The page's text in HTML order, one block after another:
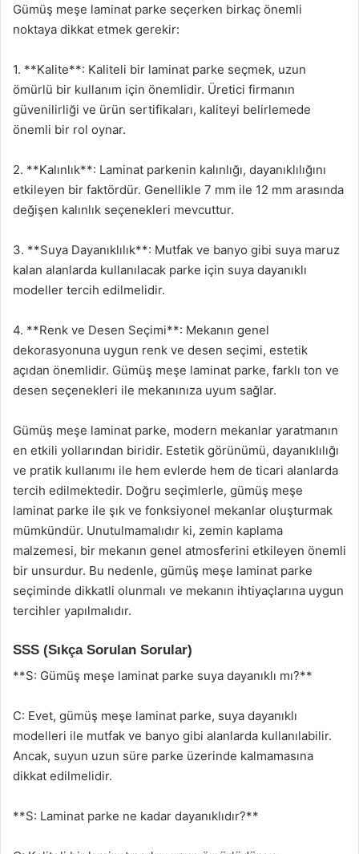
Gümüş meşe laminat parke seçerken birkaç önemli
noktaya dikkat etmek gerekir:
1. **Kalite**: Kaliteli bir laminat parke seçmek, uzun
ömürlü bir kullanım için önemlidir. Üretici firmanın
güvenilirliği ve ürün sertifikaları, kaliteyi belirlemede
önemli bir rol oynar.
2. **Kalınlık**: Laminat parkenin kalınlığı, dayanıklılığını
etkileyen bir faktördür. Genellikle 7 mm ile 12 mm arasında
değişen kalınlık seçenekleri mevcuttur.
3. **Suya Dayanıklılık**: Mutfak ve banyo gibi suya maruz
kalan alanlarda kullanılacak parke için suya dayanıklı
modeller tercih edilmelidir.
4. **Renk ve Desen Seçimi**: Mekanın genel
dekorasyonuna uygun renk ve desen seçimi, estetik
açıdan önemlidir. Gümüş meşe laminat parke, farklı ton ve
desen seçenekleri ile mekanınıza uyum sağlar.
Gümüş meşe laminat parke, modern mekanlar yaratmanın
en etkili yollarından biridir. Estetik görünümü, dayanıklılığı
ve pratik kullanımı ile hem evlerde hem de ticari alanlarda
tercih edilmektedir. Doğru seçimlerle, gümüş meşe
laminat parke ile şık ve fonksiyonel mekanlar oluşturmak
mümkündür. Unutulmamalıdır ki, zemin kaplama
malzemesi, bir mekanın genel atmosferini etkileyen önemli
bir unsurdur. Bu nedenle, gümüş meşe laminat parke
seçiminde dikkatli olunmalı ve mekanın ihtiyaçlarına uygun
tercihler yapılmalıdır.
SSS (Sıkça Sorulan Sorular)
**S: Gümüş meşe laminat parke suya dayanıklı mı?**
C: Evet, gümüş meşe laminat parke, suya dayanıklı
modelleri ile mutfak ve banyo gibi alanlarda kullanılabilir.
Ancak, suyun uzun süre parke üzerinde kalmamasına
dikkat edilmelidir.
**S: Laminat parke ne kadar dayanıklıdır?**